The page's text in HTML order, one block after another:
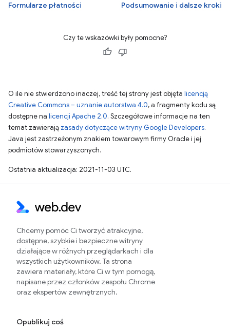
Formularze płatności
Podsumowanie i dalsze kroki
Czy te wskazówki były pomocne?
O ile nie stwierdzono inaczej, treść tej strony jest objęta licencją
Creative Commons – uznanie autorstwa 4.0, a fragmenty kodu są
dostępne na licencji Apache 2.0. Szczegółowe informacje na ten
temat zawierają zasady dotyczące witryny Google Developers.
Java jest zastrzeżonym znakiem towarowym firmy Oracle i jej
podmiotów stowarzyszonych.
Ostatnia aktualizacja: 2021-11-03 UTC.
Chcemy pomóc Ci tworzyć atrakcyjne,
dostępne, szybkie i bezpieczne witryny
działające w różnych przeglądarkach i dla
wszystkich użytkowników. Ta strona
zawiera materiały, które Ci w tym pomogą,
napisane przez członków zespołu Chrome
oraz ekspertów zewnętrznych.
Opublikuj coś